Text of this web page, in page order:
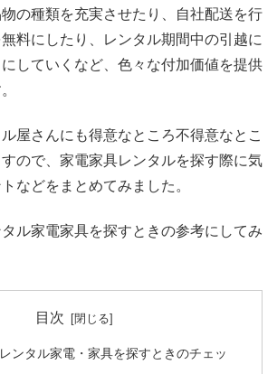
の種類を充実させたり、自社配送を行
料にしたり、レンタル期間中の引越に
していくなど、色々な付加価値を提供
屋さんにも得意なところ不得意なとこ
ので、家電家具レンタルを探す際に気
などをまとめてみました。
ル家電家具を探すときの参考にしてみ
目次
ンタル家電・家具を探すときのチェッ